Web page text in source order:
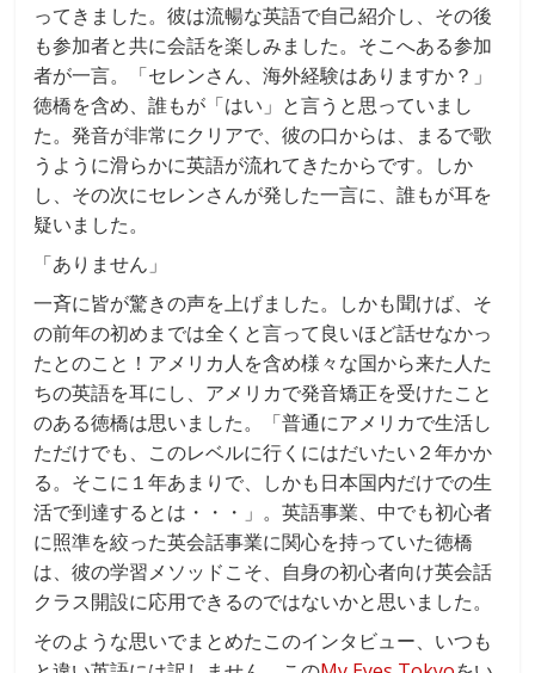
ってきました。彼は流暢な英語で自己紹介し、その後
も参加者と共に会話を楽しみました。そこへある参加
者が一言。「セレンさん、海外経験はありますか？」
徳橋を含め、誰もが「はい」と言うと思っていまし
た。発音が非常にクリアで、彼の口からは、まるで歌
うように滑らかに英語が流れてきたからです。しか
し、その次にセレンさんが発した一言に、誰もが耳を
疑いました。
「ありません」
一斉に皆が驚きの声を上げました。しかも聞けば、そ
の前年の初めまでは全くと言って良いほど話せなかっ
たとのこと！アメリカ人を含め様々な国から来た人た
ちの英語を耳にし、アメリカで発音矯正を受けたこと
のある徳橋は思いました。「普通にアメリカで生活し
ただけでも、このレベルに行くにはだいたい２年かか
る。そこに１年あまりで、しかも日本国内だけでの生
活で到達するとは・・・」。英語事業、中でも初心者
に照準を絞った英会話事業に関心を持っていた徳橋
は、彼の学習メソッドこそ、自身の初心者向け英会話
クラス開設に応用できるのではないかと思いました。
そのような思いでまとめたこのインタビュー、いつも